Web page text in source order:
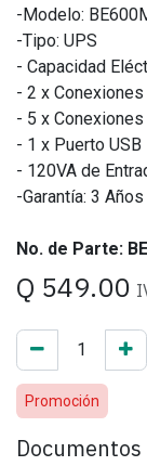
-Modelo:
-Tipo: UPS
- Capacidad
- 2 x
- 5 x
- 1 x Puerto USB
- 120VA de
-Garantía: 3
No. de Parte:
Q 549.00
Promoción
Documentos